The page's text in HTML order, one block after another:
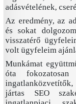
adásvételének,
Az eredmény, az
és sokat
visszatérő
volt ügyfeleim
Munkámat
óta fokozatosan
jártas SEO